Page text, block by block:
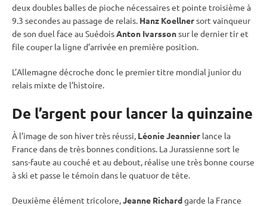
deux doubles balles de pioche nécessaires et pointe troisième à
9.3 secondes au passage de relais. Hanz Koellnersort vainqueur
de son duel face au SuédoisAnton Ivarssonsur le dernier tir et
file couper la ligne d’arrivée en première position.
L’Allemagne décroche donc le premier titre mondial junior du
relais mixte de l’histoire.
De l’argent pour lancer la quinzaine
À l’image de son hiver très réussi, Léonie Jeannier lance la
France dans de très bonnes conditions. La Jurassienne sort le
sans-faute au couché et au debout, réalise une très bonne course
à ski et passe le témoin dans le quatuor de tête.
Deuxième élément tricolore,Jeanne Richardgarde la France